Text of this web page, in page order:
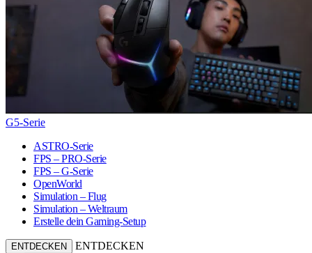
G5-Serie
ASTRO-Serie
FPS – PRO-Serie
FPS – G-Serie
OpenWorld
Simulation – Flug
Simulation – Weltraum
Erstelle dein Gaming-Setup
ENTDECKEN ENTDECKEN